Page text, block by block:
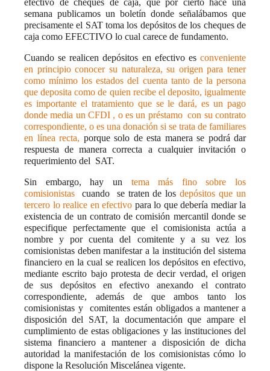
semana publicamos un boletín donde señalábamos que
precisamente el SAT toma los depósitos de los cheques de
caja como EFECTIVO lo cual carece de fundamento.
Cuando se realicen depósitos en efectivo es conveniente
en principio conocer su naturaleza, su origen para tener
como mínimo los estados del cuenta tanto de la persona
que deposita como de quien recibe el deposito, igualmente
es importante el tratamiento que se le dará, es un pago
donde media un CFDI , o es un préstamo con su contrato
correspondiente, o es una donación si se trata de familiares
en línea recta, porque solo de esta manera se podrá dar
respuesta de manera correcta a cualquier invitación o
requerimiento del SAT.
Sin embargo, hay un tema más fino sobre los
comisionistas
cuando se traten de losdepósitos que un
tercero lo realice en efectivo para lo que debería mediar la
existencia de un contrato de comisión mercantil donde se
especifique perfectamente que el comisionista actúa a
nombre y por cuenta del comitente y a su vez los
comisionistas deben manifestar a la institución del sistema
financiero en la cual se realicen los depósitos en efectivo,
mediante escrito bajo protesta de decir verdad, el origen
de sus depósitos en efectivo anexando el contrato
correspondiente, además de que ambos tanto los
comisionistas y
comitentes están obligados a mantener a
disposición del SAT, la documentación que ampare el
cumplimiento de estas obligaciones y las instituciones del
sistema financiero a mantener a disposición de dicha
autoridad la manifestación de los comisionistas cómo lo
dispone la Resolución Miscelánea vigente.